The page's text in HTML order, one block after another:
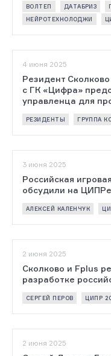
ВОЛТЕП
ДАТАБРИЗ
НЕЙРОТЕХНОЛОДЖИ
4 июня 2025
Резидент
с ГК «Цифра»
управленца для
РЕЗИДЕНТЫ ГРУППА
3 июня 2025
Российская
обсудили на ЦИПРе
АЛЕКСЕЙ КАЛЕНЧУК
2 июня 2025
Сколково и Fplus
разработке
СЕРГЕЙ ПЕРОВ ЦИПР
2 июня 2025